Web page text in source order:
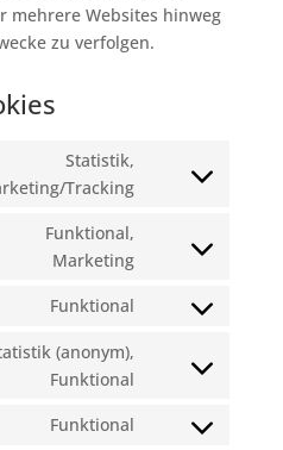
mehrere Websites hinweg
zu verfolgen.
Statistik,
Tracking
Consent
service
Funktional,
Marketing
Consent
service
recaptcha
Funktional
Consent
service
(anonym),
Funktional
Consent
service
Funktional
Consent